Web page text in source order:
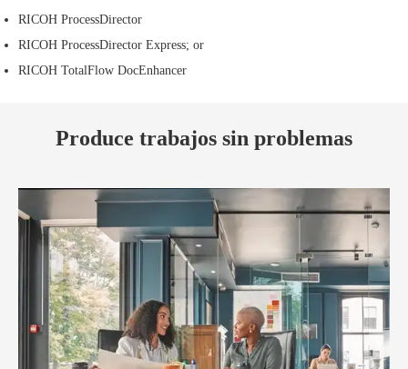
RICOH ProcessDirector
RICOH ProcessDirector Express; or
RICOH TotalFlow DocEnhancer
Produce trabajos sin problemas